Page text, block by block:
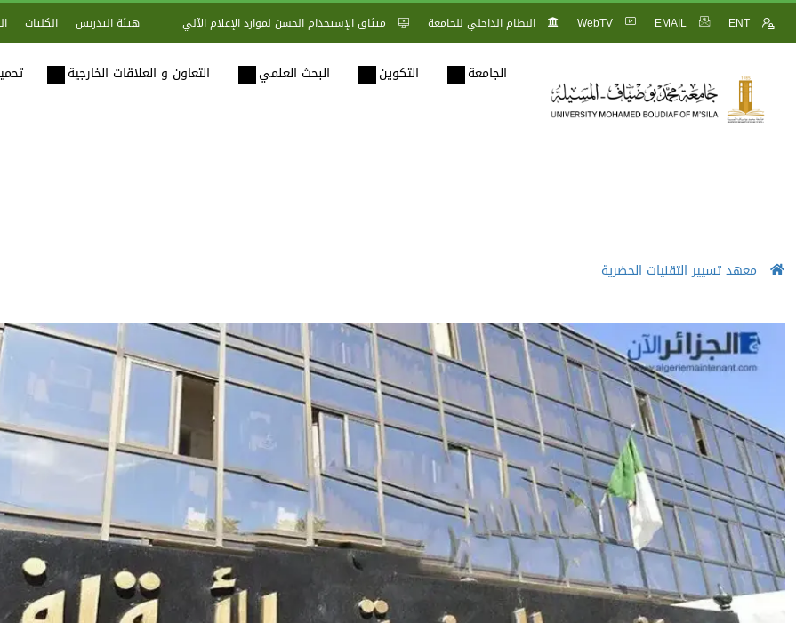
ENT
EMAIL
WebTV النظام الداخلي للجامعة ميثاق الإستخدام الحسن لموارد الإعلام الآلي هيئة التدريس الكليات
الجامعة التكوين البحث العلمي التعاون و العلاقات الخارجية
معهد تسيير التقنيات الحضرية